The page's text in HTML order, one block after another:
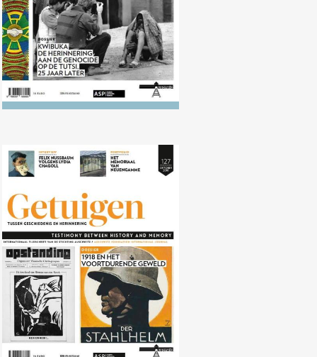
Nr. 127 (10/2018) 1918 en het
voortdurende geweld